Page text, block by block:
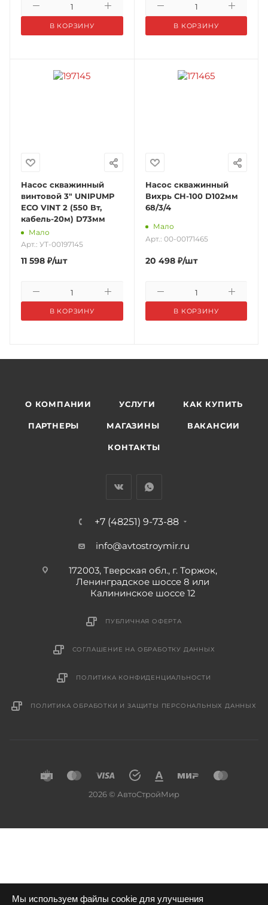
В КОРЗИНУ В КОРЗИНУ
Насос скважинный
винтовой 3" UNIPUMP
ECO VINT 2 (550 Вт,
кабель-20м) D73мм
Мало
Арт.: УТ-00197145
11 598 ₽/шт
В КОРЗИНУ
Насос скважинный
Вихрь СН-100 D102мм
68/3/4
Мало
Арт.: 00-00171465
20 498₽/шт
В КОРЗИНУ
О КОМПАНИИ УСЛУГИ КАК КУПИТЬ
ПАРТНЕРЫ МАГАЗИНЫ ВАКАНСИИ
КОНТАКТЫ
+7 (48251) 9-73-88
info@avtostroymir.ru
172003, Тверская обл., г. Торжок,
Ленинградское шоссе 8 или
Калининское шоссе 12
ПУБЛИЧНАЯ ОФЕРТА
СОГЛАШЕНИЕ НА ОБРАБОТКУ ДАННЫХ
ПОЛИТИКА КОНФИДЕНЦИАЛЬНОСТИ
ПОЛИТИКА ОБРАБОТКИ И ЗАЩИТЫ ПЕРСОНАЛЬНЫХ ДАННЫХ
2026 © АвтоСтройМир
Мы используем файлы cookie для улучшения